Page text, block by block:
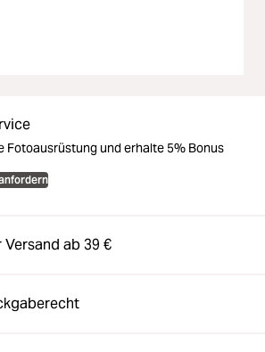
Fotoausrüstung und erhalte 5% Bonus
ab 39 €